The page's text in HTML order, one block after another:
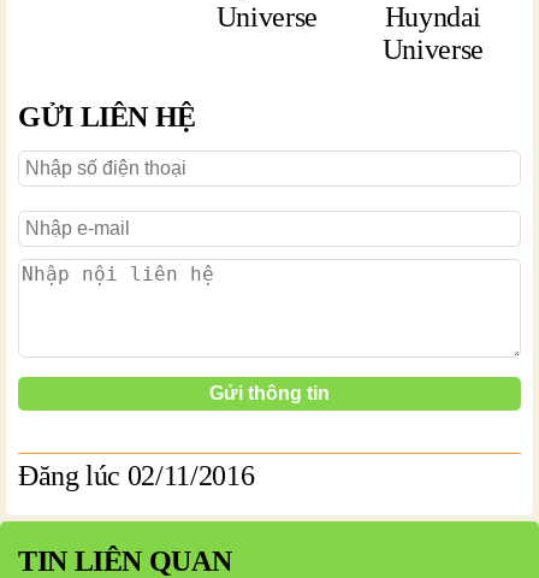
Universe
Huyndai
Universe
GỬI LIÊN HỆ
Đăng lúc 02/11/2016
TIN LIÊN QUAN